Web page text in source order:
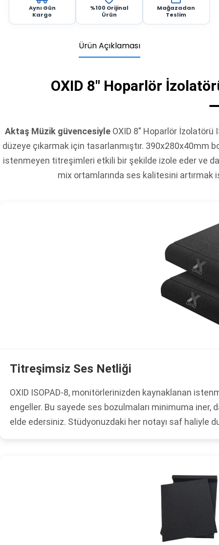
Aynı Gün
Kargo
%100 Orijinal
Ürün
Mağazadan
Teslim
Ürün Açıklaması
OXID 8" Hoparlör
Aktaş Müzik güvencesiyle OXID 8" Hoparlör İzolatörü
düzeye çıkarmak için tasarlanmıştır. 390x280x40mm
istenmeyen titreşimleri etkili bir şekilde izole eder ve
mix ortamlarında ses kalitesini
Titreşimsiz Ses Netliği
OXID ISOPAD-8, monitörlerinizden kaynaklanan
engeller. Bu sayede ses bozulmaları minimuma iner,
elde edersiniz. Stüdyonuzdaki her notayı saf haliyle